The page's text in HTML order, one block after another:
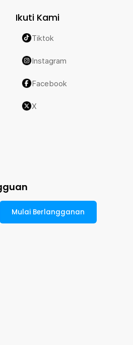
Ikuti Kami
Tiktok
Instagram
Facebook
X
Mulai Berlangganan